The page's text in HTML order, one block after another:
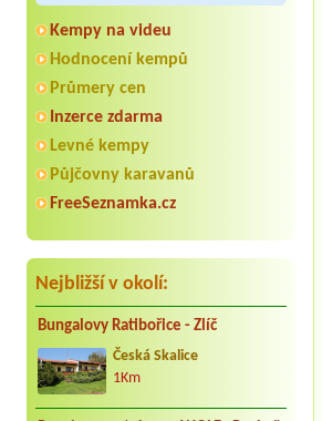
Kempy na videu
Hodnocení kempů
Průmery cen
Inzerce zdarma
Levné kempy
Půjčovny karavanů
FreeSeznamka.cz
Nejbližší v okolí:
Bungalovy Ratibořice - Zlíč
Česká Skalice
1Km